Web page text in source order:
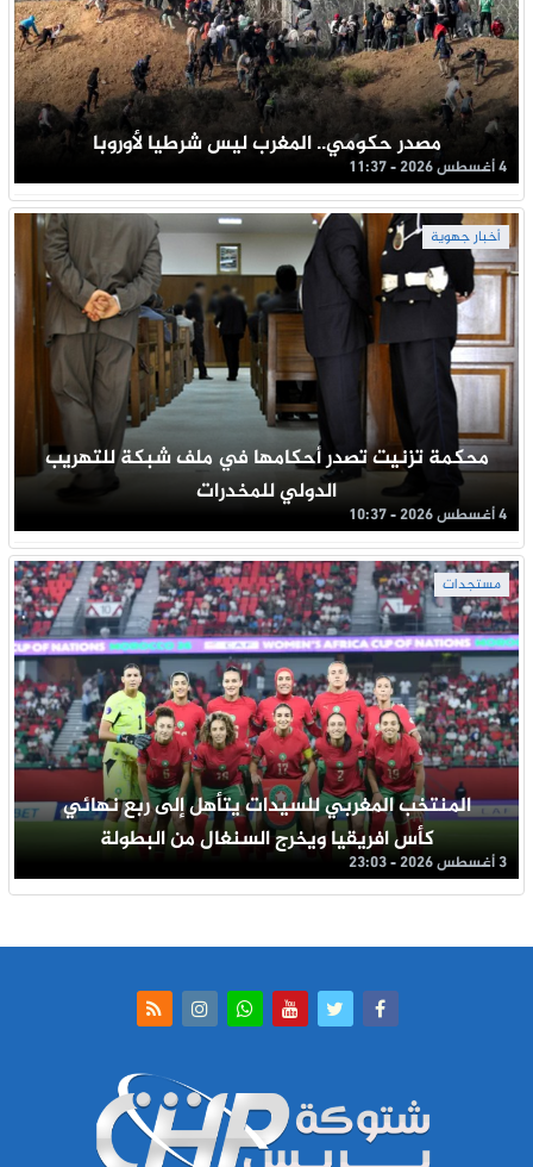
مصدر حكومي.. المغرب ليس شرطيا لأوروبا
4 أغسطس 2026 - 11:37
أخبار جهوية
محكمة تزنيت تصدر أحكامها في ملف شبكة للتهريب
الدولي للمخدرات
4 أغسطس 2026 - 10:37
مستجدات
المنتخب المغربي للسيدات يتأهل إلى ربع نهائي
كأس افريقيا ويخرج السنغال من البطولة
3 أغسطس 2026 - 23:03